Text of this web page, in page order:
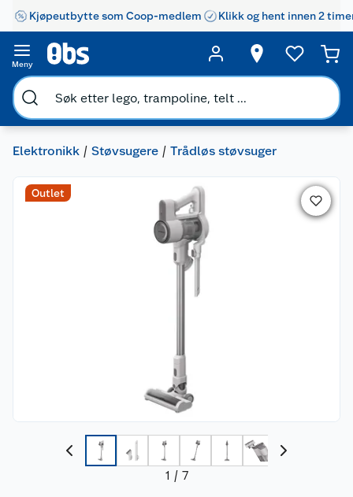
Kjøpeutbytte som Coop-medlem Klikk og hent innen 2
Meny
Elektronikk Støvsugere Trådløs støvsuger
1 / 7
Outlet